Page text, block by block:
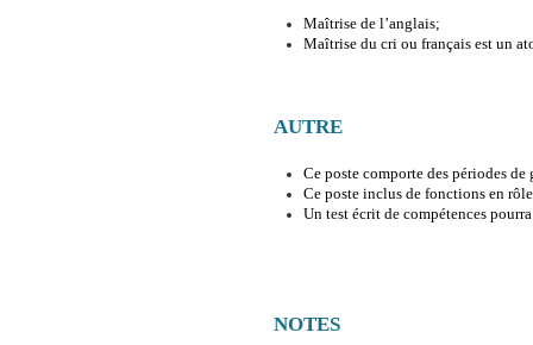
Maîtrise de l’anglais;
Maîtrise du cri ou français est un
AUTRE
Ce poste comporte des périodes
Ce poste inclus de fonctions en
Un test écrit de compétences
NOTES